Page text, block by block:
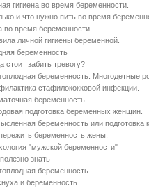
гигиена во время беременности.
и что нужно пить во время
во время беременности.
личной гигиены беременной.
беременность
стоит забить тревогу?
беременность. Многодетные
стафилококковой инфекции.
беременность.
подготовка беременных женщин.
беременность или подготовка
беременность жены.
"мужской беременности"
знать
беременность.
и беременность.